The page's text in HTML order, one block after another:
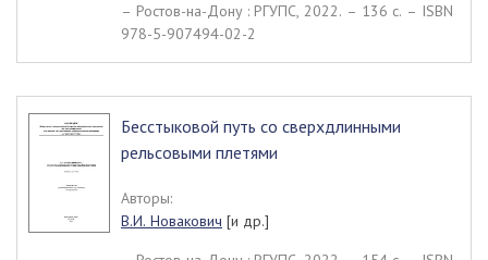
– Ростов-на-Дону : РГУПС, 2022. – 136 c. – ISBN
978-5-907494-02-2
Бесстыковой путь со сверхдлинными
рельсовыми плетями
Авторы:
В.И. Новакович [и др.]